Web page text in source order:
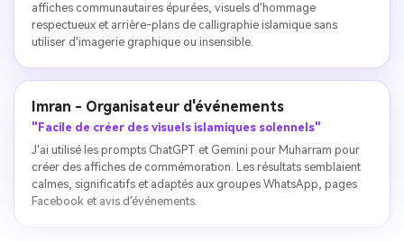
affiches communautaires épurées, visuels d'hommage
respectueux et arrière-plans de calligraphie islamique sans
utiliser d'imagerie graphique ou insensible.
Imran - Organisateur d'événements
"Facile de créer des visuels islamiques solennels"
J'ai utilisé les prompts ChatGPT et Gemini pour Muharram pour
créer des affiches de commémoration. Les résultats semblaient
calmes, significatifs et adaptés aux groupes WhatsApp, pages
Facebook et avis d'événements.